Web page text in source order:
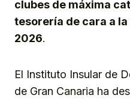
clubes de máxima
tesorería de cara a
2026.
El Instituto Insular de
de Gran Canaria ha